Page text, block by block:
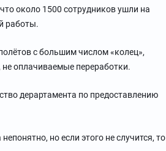
около 1500 сотрудников ушли на
работы.
с большим числом «колец»,
не оплачиваемые переработки.
дерартамента по предоставлению
но если этого не случится, то